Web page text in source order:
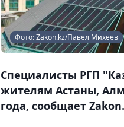
Фото: Zakon.kz/Павел Михеев
Специалисты РГП
жителям Астаны,
года, сообщает